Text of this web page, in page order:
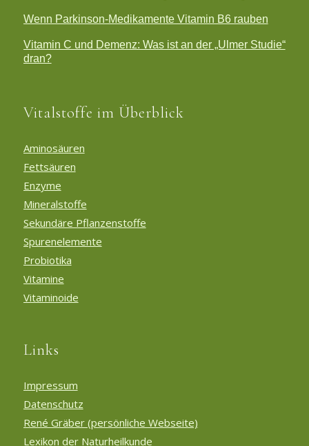
Wenn Parkinson-Medikamente Vitamin B6 rauben
Vitamin C und Demenz: Was ist an der „Ulmer Studie“
dran?
Vitalstoffe im Überblick
Aminosäuren
Fettsäuren
Enzyme
Mineralstoffe
Sekundäre Pflanzenstoffe
Spurenelemente
Probiotika
Vitamine
Vitaminoide
Links
Impressum
Datenschutz
René Gräber (persönliche Webseite)
Lexikon der Naturheilkunde